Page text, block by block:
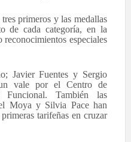
primeros y las medallas
de cada categoría, en la
especiales
Javier Fuentes y Sergio
vale por el Centro de
Funcional. También las
Moya y Silvia Pace han
tarifeñas en cruzar